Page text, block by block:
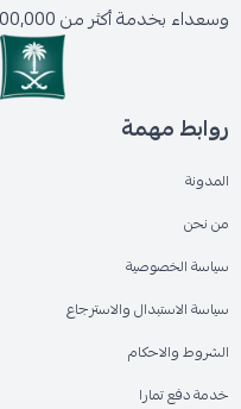
وسعداء بخدمة أكثر من 300,000 عميل حول المملكة.
روابط مهمة
المدونة
من نحن
سياسة الخصوصية
سياسة الاستبدال والاسترجاع
الشروط والاحكام
خدمة دفع تمارا